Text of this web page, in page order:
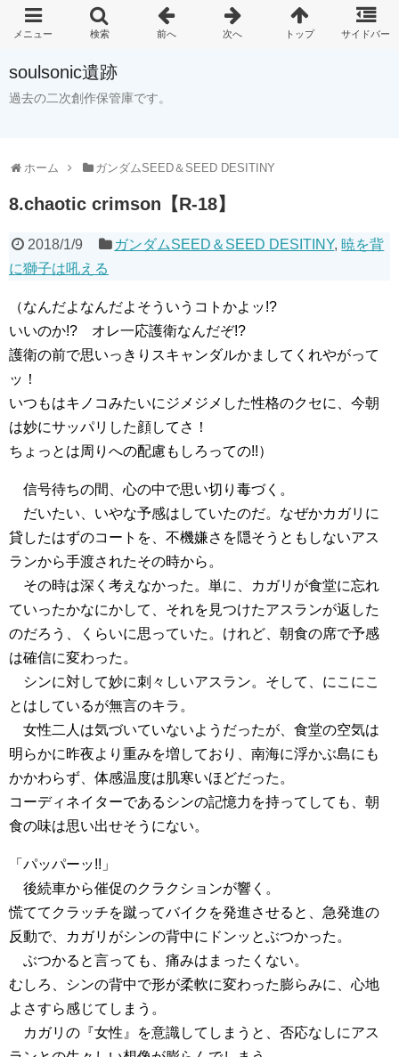
soulsonic遺跡
過去の二次創作保管庫です。
ホーム ガンダムSEED＆SEED DESITINY
8.chaotic crimson【R-18】
2018/1/9 ガンダムSEED＆SEED DESITINY, 暁を背
に獅子は吼える
（なんだよなんだよそういうコトかよッ!?
いいのか!? オレ一応護衛なんだぞ!?
護衛の前で思いっきりスキャンダルかましてくれやがって
ッ！
いつもはキノコみたいにジメジメした性格のクセに、今朝
は妙にサッパリした顔してさ！
ちょっとは周りへの配慮もしろっての!!）
信号待ちの間、心の中で思い切り毒づく。
だいたい、いやな予感はしていたのだ。なぜかカガリに
貸したはずのコートを、不機嫌さを隠そうともしないアス
ランから手渡されたその時から。
その時は深く考えなかった。単に、カガリが食堂に忘れ
ていったかなにかして、それを見つけたアスランが返した
のだろう、くらいに思っていた。けれど、朝食の席で予感
は確信に変わった。
シンに対して妙に刺々しいアスラン。そして、にこにこ
とはしているが無言のキラ。
女性二人は気づいていないようだったが、食堂の空気は
明らかに昨夜より重みを増しており、南海に浮かぶ島にも
かかわらず、体感温度は肌寒いほどだった。
コーディネイターであるシンの記憶力を持ってしても、朝
食の味は思い出せそうにない。
「パッパーッ!!」
後続車から催促のクラクションが響く。
慌ててクラッチを蹴ってバイクを発進させると、急発進の
反動で、カガリがシンの背中にドンッとぶつかった。
ぶつかると言っても、痛みはまったくない。
むしろ、シンの背中で形が柔軟に変わった膨らみに、心地
よさすら感じてしまう。
カガリの『女性』を意識してしまうと、否応なしにアス